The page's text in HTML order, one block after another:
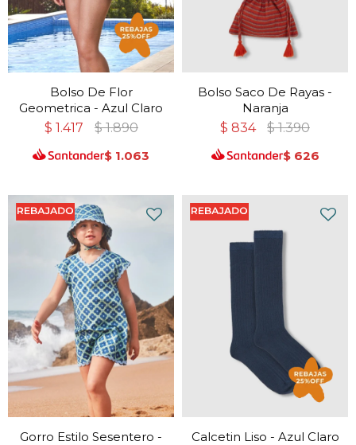
Bolso De Flor
Geometrica - Azul Claro
$ 1.417 $ 1.890
$ 1.063
Bolso Saco De Rayas -
Naranja
$ 834 $ 1.390
$ 626
Gorro Estilo Sesentero - Calcetin Liso - Azul Claro